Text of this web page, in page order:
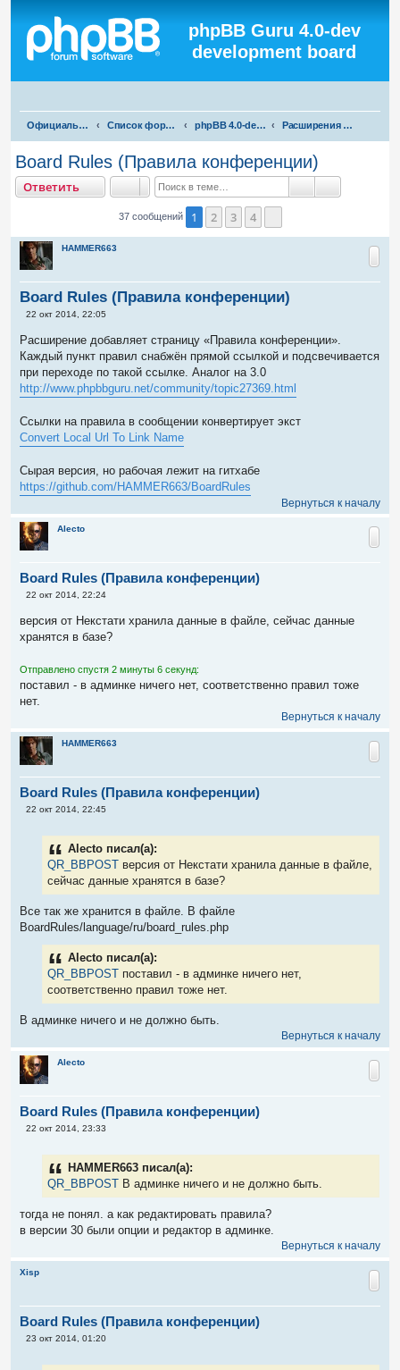
phpBB Guru 4.0-dev
development board
Официальная русская поддержка phpBB3 Список форумов phpBB 4.0-dev test Расширения для phpBB 4.0-dev
Board Rules (Правила конференции)
Ответить Поиск
37 сообщений 1 2 3 4 След.
HAMMER663
Board Rules (Правила конференции)
С
о
б
щ
н
и
е
22 окт 2014, 22:05
Расширение добавляет страницу «Правила конференции».
Каждый пункт правил снабжён прямой ссылкой и подсвечивается
при переходе по такой ссылке. Аналог на 3.0
http://www.phpbbguru.net/community/topic27369.html
Ссылки на правила в сообщении конвертирует экст
Convert Local Url To Link Name
Сырая версия, но рабочая лежит на гитхабе
https://github.com/HAMMER663/BoardRules
Вернуться к началу
Alecto
Board Rules (Правила конференции)
С
б
щ
и
22 окт 2014, 22:24
версия от Некстати хранила данные в файле, сейчас данные
хранятся в базе?
Отправлено спустя 2 минуты 6 секунд:
поставил - в админке ничего нет, соответственно правил тоже
нет.
Вернуться к началу
HAMMER663
Board Rules (Правила конференции)
С
22 окт 2014, 22:45
Alecto писал(а):
QR_BBPOST версия от Некстати хранила данные в файле,
сейчас данные хранятся в базе?
Все так же хранится в файле. В файле
BoardRules/language/ru/board_rules.php
Alecto писал(а):
QR_BBPOST поставил - в админке ничего нет,
соответственно правил тоже нет.
В админке ничего и не должно быть.
Вернуться к началу
Alecto
Board Rules (Правила конференции)
С
е
22 окт 2014, 23:33
HAMMER663 писал(а):
QR_BBPOST В админке ничего и не должно быть.
тогда не понял. а как редактировать правила?
в версии 30 были опции и редактор в админке.
Вернуться к началу
Xisp
Board Rules (Правила конференции)
С
23 окт 2014, 01:20